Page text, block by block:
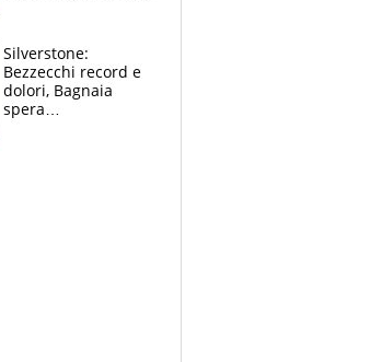
Silverstone:
Bezzecchi record e
dolori, Bagnaia
spera